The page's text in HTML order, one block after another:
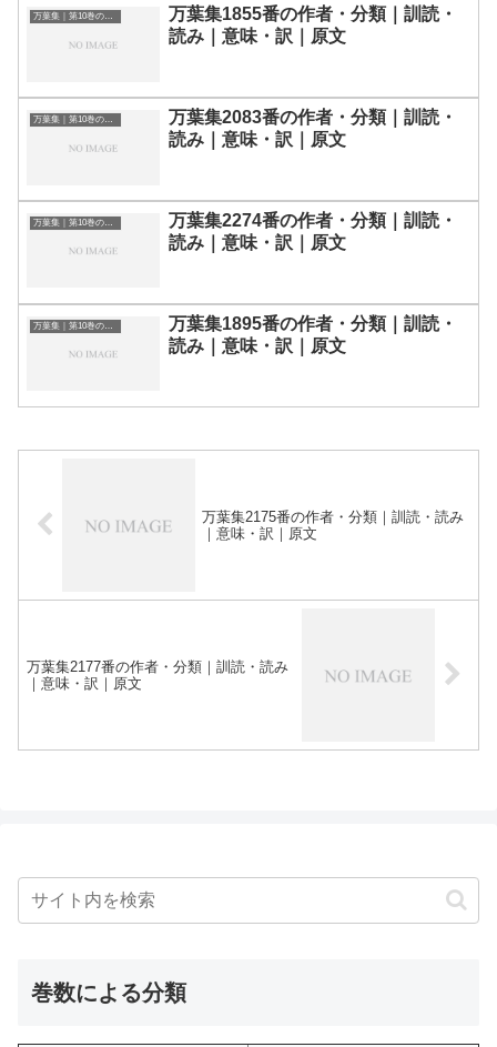
万葉集｜第10巻の和歌一覧
万葉集1855番の作者・分類｜訓読・
読み｜意味・訳｜原文
万葉集｜第10巻の和歌一覧
万葉集2083番の作者・分類｜訓読・
読み｜意味・訳｜原文
万葉集｜第10巻の和歌一覧
万葉集2274番の作者・分類｜訓読・
読み｜意味・訳｜原文
万葉集｜第10巻の和歌一覧
万葉集1895番の作者・分類｜訓読・
読み｜意味・訳｜原文
万葉集2175番の作者・分類｜訓読・読み
｜意味・訳｜原文
万葉集2177番の作者・分類｜訓読・読み
｜意味・訳｜原文
巻数による分類